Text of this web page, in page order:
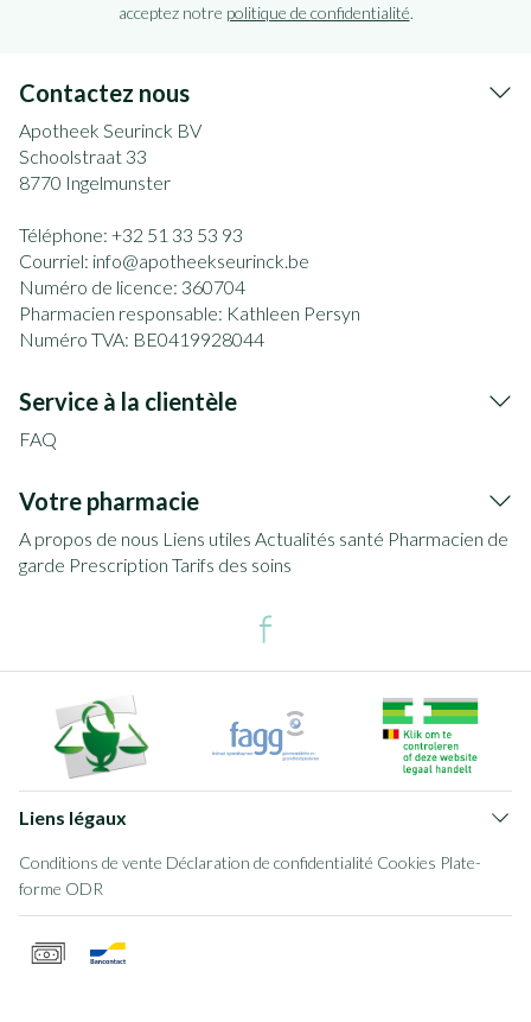
acceptez notre politique de confidentialité.
Contactez nous
Apotheek Seurinck BV
Schoolstraat 33
8770 Ingelmunster
Téléphone: +32 51 33 53 93
Courriel: info@apotheekseurinck.be
Numéro de licence: 360704
Pharmacien responsable: Kathleen Persyn
Numéro TVA: BE0419928044
Service à la clientèle
FAQ
Votre pharmacie
A propos de nous Liens utiles Actualités santé Pharmacien de
garde Prescription Tarifs des soins
Liens légaux
Conditions de vente Déclaration de confidentialité Cookies Plate-
forme ODR